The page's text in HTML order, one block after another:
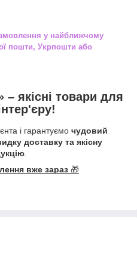
у найближчому
пошти, Укрпошти або
– якісні товари для
і гарантуємо чудовий
доставку та якісну
.
вже зараз 🎁